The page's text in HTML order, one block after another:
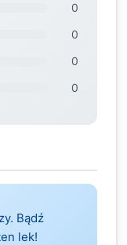
0
0
0
0
Bądź
lek!